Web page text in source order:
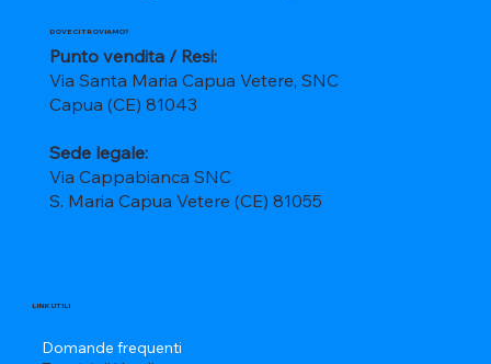
DOVE CI TROVIAMO?
Punto vendita / Resi:
Via Santa Maria Capua Vetere, SNC
Capua (CE) 81043
Sede legale:
Via Cappabianca SNC
S. Maria Capua Vetere (CE) 81055
LINK UTILI
Domande frequenti